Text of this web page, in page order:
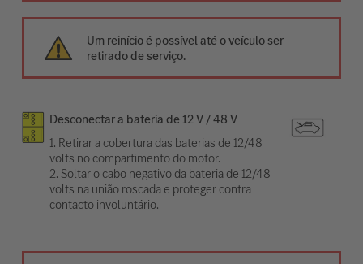
Um reinício é possível até o veículo ser
retirado de serviço.
Desconectar a bateria de 12 V / 48 V
1. Retirar a cobertura das baterias de 12/48
volts no compartimento do motor.
2. Soltar o cabo negativo da bateria de 12/48
volts na união roscada e proteger contra
contacto involuntário.